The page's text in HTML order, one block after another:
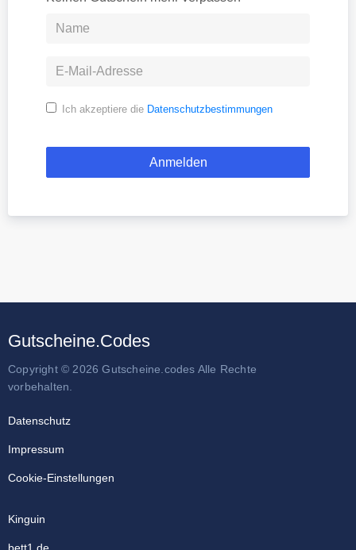
Ich akzeptiere die Datenschutzbestimmungen
Gutscheine.Codes
Copyright © 2026 Gutscheine.codes Alle Rechte
vorbehalten.
Datenschutz
Impressum
Cookie-Einstellungen
Kinguin
bett1.de